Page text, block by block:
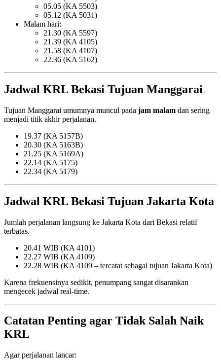
05.05 (KA 5503)
05.12 (KA 5031)
Malam hari:
21.30 (KA 5597)
21.39 (KA 4105)
21.58 (KA 4107)
22.36 (KA 5162)
Jadwal KRL Bekasi Tujuan Manggarai
Tujuan Manggarai umumnya muncul pada jam malam dan sering
menjadi titik akhir perjalanan.
19.37 (KA 5157B)
20.30 (KA 5163B)
21.25 (KA 5169A)
22.14 (KA 5175)
22.34 (KA 5179)
Jadwal KRL Bekasi Tujuan Jakarta Kota
Jumlah perjalanan langsung ke Jakarta Kota dari Bekasi relatif
terbatas.
20.41 WIB (KA 4101)
22.27 WIB (KA 4109)
22.28 WIB (KA 4109 – tercatat sebagai tujuan Jakarta Kota)
Karena frekuensinya sedikit, penumpang sangat disarankan
mengecek jadwal real-time.
Catatan Penting agar Tidak Salah Naik
KRL
Agar perjalanan lancar: